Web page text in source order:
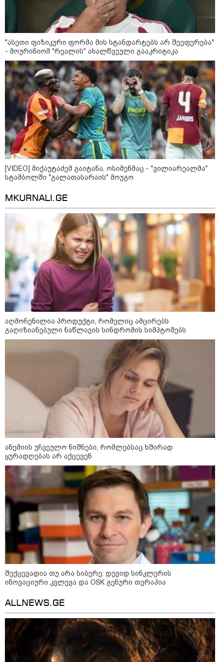
ის საწყობზე - დრონებით
თავდასხმის შემდეგ, ტულას
ოლქში მდებარე საწყობში
ხანძარია
09:12 / 05-08-2026
14 გარდაცვლილი, 22
დაშავებული, მასშტაბური
ხანძარი - რუსეთმა კიევზე
იერიში ბალისტიკური
რაკეტებით მიიტანა
14:13 / 04-08-2026
მორიგი თავდასხმა რუსეთში,
ნავთობგადამამუშავებელ
ქარხანაზე - რა დეტალებია
ცნობილი
კატეგორიის ყველა სიახლე
კატეგორიები
9
აგვისტო
დღის ზოგადი
ასტროლოგიური
პროგნოზი
აგვისტო აგარაკზე: ეს 5 საქმე
უნდა მოასწროთ შემოდგომის
დადგომამდე
ხელში აღმოჩნდება: ვინ
გამდიდრდება?
"ასეთი ფიზიკური ფორმა მის სტანდარტებს არ შეეფერება"
- მოურინიომ "რეალის" ახალწვეული გააკრიტიკა
[VIDEO] მიქაუტაძემ გაიტანა, ოსიმენმაც - "ვილიარეალმა"
სტამბოლში "გალათასარაის" მოუგო
MKURNALI.GE
აღმოჩენილია პროდუქტი, რომელიც ამცირებს
გაღიზიანებული ნაწლავის სინდრომის სიმპტომებს
ანემიის უჩვეულო ნიშნები, რომლებსაც ხშირად
ყურადღებას არ აქცევენ
შექცევადია თუ არა სიბერე: დევიდ სინკლერის
ინოვაციური კვლევა და OSK გენური თერაპია
ALLNEWS.GE